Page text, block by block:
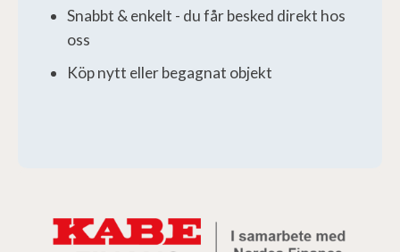
Snabbt & enkelt - du får besked direkt hos
oss
Köp nytt eller begagnat objekt